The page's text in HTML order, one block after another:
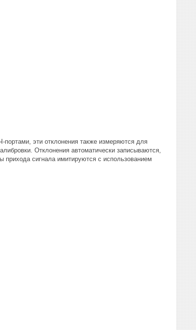
портами, эти отклонения также измеряются для
Отклонения автоматически записываются,
прихода сигнала имитируются с использованием